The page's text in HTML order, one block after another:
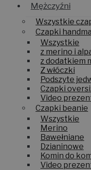
Mężczyźni
Wszystkie
Czapki
Wszystkie
z merino i
z dodatkiem
Z włóczki
Podszyte
Czapki
Video
Czapki beanie
Wszystkie
Merino
Bawełniane
Dzianinowe
Komin do
Video